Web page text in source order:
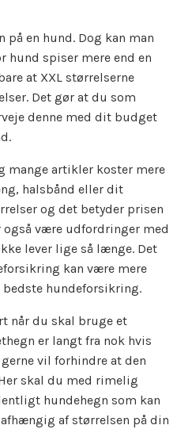
en hund. Dog kan man
hund spiser mere end en
at XXL størrelserne
Det gør at du som
denne med dit budget
mange artikler koster mere
halsbånd eller dit
og det betyder prisen
også være udfordringer med
lever lige så længe. Det
kan være mere
bedste hundeforsikring.
når du skal bruge et
er langt fra nok hvis
vil forhindre at den
skal du med rimelig
hundehegn som kan
af størrelsen på din